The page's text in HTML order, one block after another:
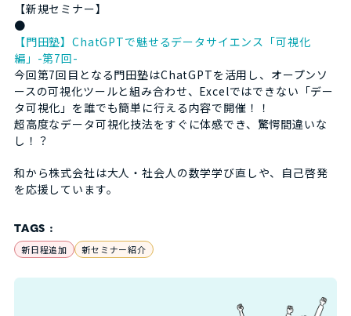
【新規セミナー】
●
【門田塾】ChatGPTで魅せるデータサイエンス「可視化
編」-第7回-
今回第7回目となる門田塾はChatGPTを活用し、オープンソ
ースの可視化ツールと組み合わせ、Excelではできない「デー
タ可視化」を誰でも簡単に行える内容で開催！！
超高度なデータ可視化技法をすぐに体感でき、驚愕間違いな
し！？
和から株式会社は大人・社会人の数学学び直しや、自己啓発
を応援しています。
TAGS :
新日程追加 新セミナー紹介